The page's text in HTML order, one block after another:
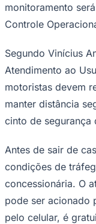
Palmeiras
monitoramento
Controle
Segundo Vinícius
Atendimento ao
motoristas devem
manter distância
cinto de segurança
Antes de sair de
condições de
concessionária. O
pode ser acionado
pelo celular, é